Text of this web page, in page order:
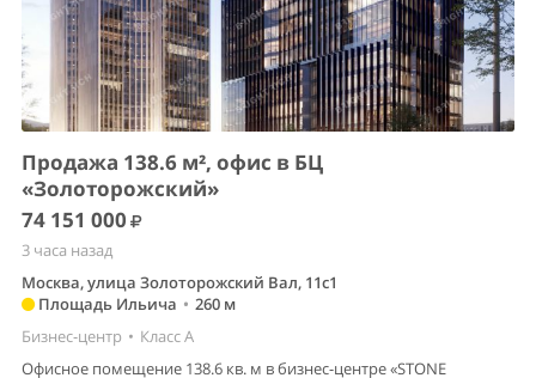
Продажа 138.6 м², офис в БЦ
«Золоторожский»
74 151 000
3 часа назад
Москва, улица Золоторожский Вал, 11с1
Площадь Ильича • 260 м
Бизнес-центр • Класс A
Офисное помещение 138.6 кв. м в бизнес-центре «STONE